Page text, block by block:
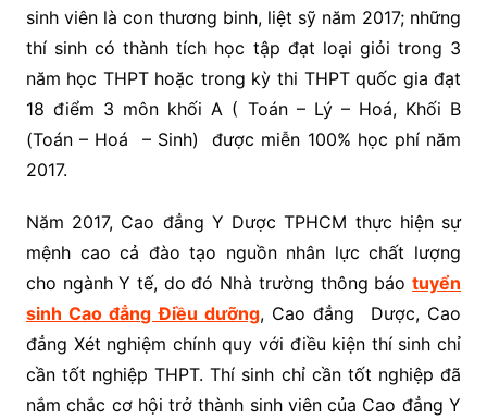
sinh viên là con thương binh, liệt sỹ năm 2017; những
thí sinh có thành tích học tập đạt loại giỏi trong 3
năm học THPT hoặc trong kỳ thi THPT quốc gia đạt
18 điểm 3 môn khối A ( Toán – Lý – Hoá, Khối B
(Toán – Hoá – Sinh) được miễn 100% học phí năm
2017.
Năm 2017, Cao đẳng Y Dược TPHCM thực hiện sự
mệnh cao cả đào tạo nguồn nhân lực chất lượng
cho ngành Y tế, do đó Nhà trường thông báotuyển
sinh Cao đẳng Điều dưỡng, Cao đẳng Dược, Cao
đẳng Xét nghiệm chính quy với điều kiện thí sinh chỉ
cần tốt nghiệp THPT. Thí sinh chỉ cần tốt nghiệp đã
nắm chắc cơ hội trở thành sinh viên của Cao đẳng Y